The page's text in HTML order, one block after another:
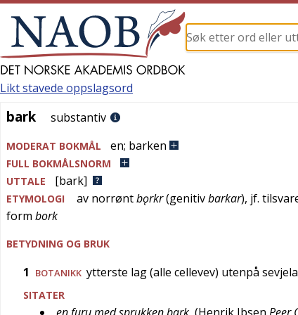
bark
Likt stavede oppslagsord
bark substantiv
MODERAT BOKMÅL en; barken
FULL BOKMÅLSNORM
UTTALE
[bark]
ETYMOLOGI av norrøntbǫrkr(genitivbarkar), jf.
form bork
BETYDNING OG BRUK
1 BOTANIKK ytterste lag (alle cellevev) utenpå
SITATER
en furu med sprukken bark (Henrik Ibsen Peer